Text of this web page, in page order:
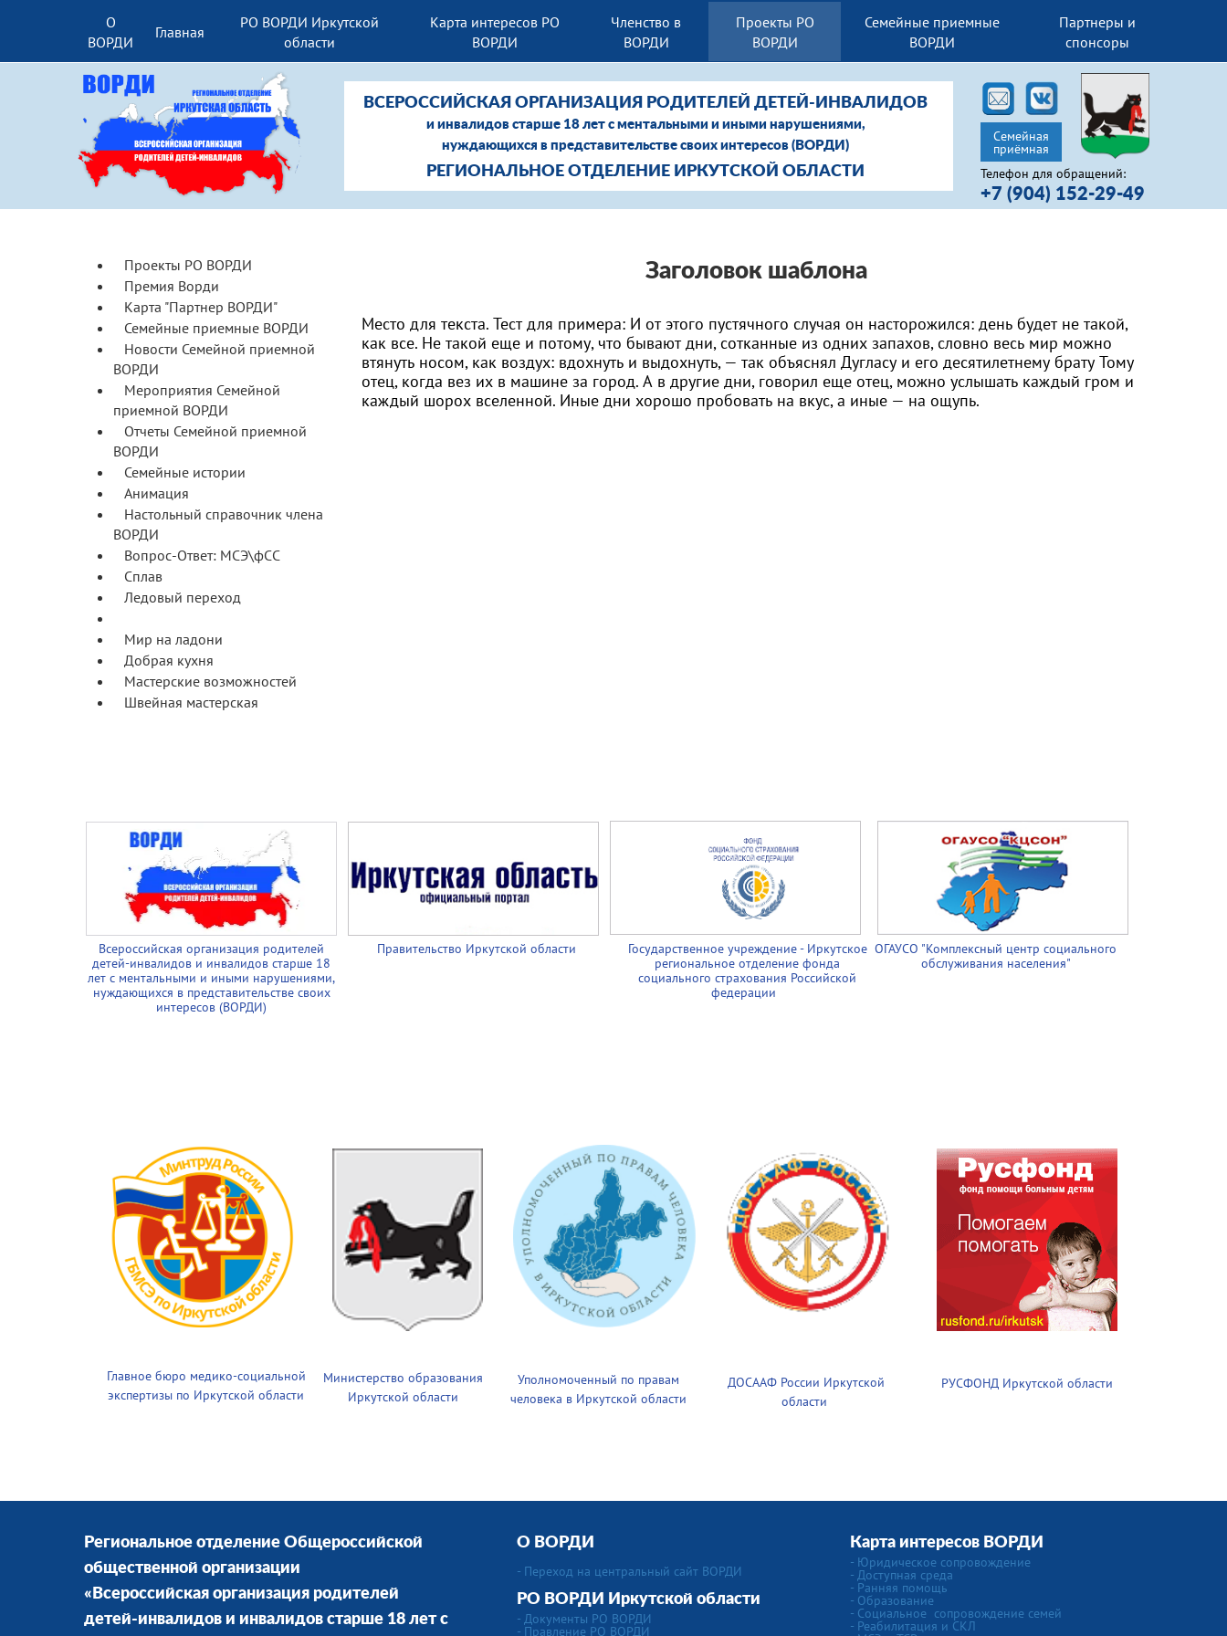
О
ВОРДИ
Главная
РО ВОРДИ Иркутской
области
Карта интересов РО
ВОРДИ
Членство в
ВОРДИ
Проекты РО
ВОРДИ
Семейные приемные
ВОРДИ
Партнеры и
спонсоры
Телефон для обращений:
+7 (904) 152-29-49
ВСЕРОССИЙСКАЯ ОРГАНИЗАЦИЯ РОДИТЕЛЕЙ ДЕТЕЙ-ИНВАЛИДОВ
и инвалидов старше 18 лет с ментальными и иными нарушениями,
нуждающихся в представительстве своих интересов (ВОРДИ)
РЕГИОНАЛЬНОЕ ОТДЕЛЕНИЕ ИРКУТСКОЙ ОБЛАСТИ
Семейная
приёмная
Заголовок шаблона
Место для текста. Тест для примера: И от этого пустячного случая он насторожился: день будет не такой,
как все. Не такой еще и потому, что бывают дни, сотканные из одних запахов, словно весь мир можно
втянуть носом, как воздух: вдохнуть и выдохнуть, — так объяснял Дугласу и его десятилетнему брату Тому
отец, когда вез их в машине за город. А в другие дни, говорил еще отец, можно услышать каждый гром и
каждый шорох вселенной. Иные дни хорошо пробовать на вкус, а иные — на ощупь.
Проекты РО ВОРДИ
Премия Ворди
Карта "Партнер ВОРДИ"
Семейные приемные ВОРДИ
Новости Семейной приемной
ВОРДИ
Мероприятия Семейной
приемной ВОРДИ
Отчеты Семейной приемной
ВОРДИ
Семейные истории
Анимация
Настольный справочник члена
ВОРДИ
Вопрос-Ответ: МСЭ\фСС
Сплав
Ледовый переход
Мир на ладони
Добрая кухня
Мастерские возможностей
Швейная мастерская
Всероссийская организация родителей
детей-инвалидов и инвалидов старше 18
лет с ментальными и иными нарушениями,
нуждающихся в представительстве своих
интересов (ВОРДИ)
Правительство Иркутской области
Государственное учреждение - Иркутское
региональное отделение фонда
социального страхования Российской
федерации
ОГАУСО "Комплексный центр социального
обслуживания населения"
Главное бюро медико-социальной
экспертизы по Иркутской области
Министерство образования
Иркутской области
Уполномоченный по правам
человека в Иркутской области
ДОСААФ России Иркутской
области
РУСФОНД Иркутской области
Региональное отделение Общероссийской
общественной организации
«Всероссийская организация родителей
детей-инвалидов и инвалидов старше 18 лет с
О ВОРДИ
- Переход на центральный сайт ВОРДИ
РО ВОРДИ Иркутской области
- Документы РО ВОРДИ
- Правление РО ВОРДИ
Карта интересов ВОРДИ
- Юридическое сопровождение
- Доступная среда
- Ранняя помощь
- Образование
- Социальное сопровождение семей
- Реабилитация и СКЛ